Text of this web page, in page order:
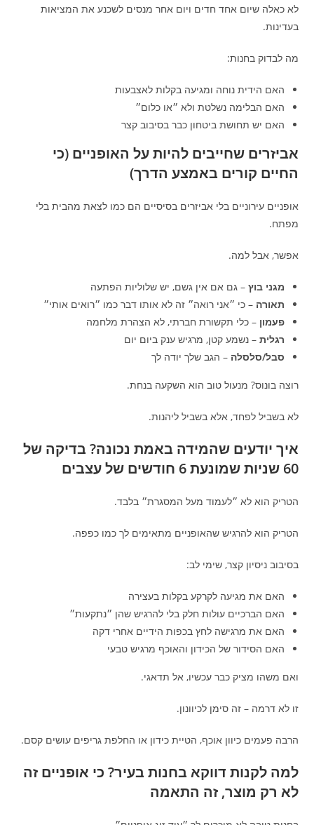
לא כאלה שיום אחד חדים ויום אחר מנסים לשכנע את המציאות
בעדינות.
מה לבדוק בחנות:
האם הידית נוחה ומגיעה בקלות לאצבעות
האם הבלימה נשלטת ולא ״או כלום״
האם יש תחושת ביטחון כבר בסיבוב קצר
אביזרים שחייבים להיות על האופניים (כי
החיים קורים באמצע הדרך)
אופניים עירוניים בלי אביזרים בסיסיים הם כמו לצאת מהבית בלי
מפתח.
אפשר, אבל למה.
מגני בוץ – גם אם אין גשם, יש שלוליות הפתעה
תאורה – כי ״אני רואה״ זה לא אותו דבר כמו ״רואים אותי״
פעמון – כלי תקשורת חברתי, לא הצהרת מלחמה
רגלית – נשמע קטן, מרגיש ענק ביום יום
סבל/סלסלה – הגב שלך יודה לך
רוצה בונוס? מנעול טוב הוא השקעה בנחת.
לא בשביל לפחד, אלא בשביל ליהנות.
איך יודעים שהמידה באמת נכונה? בדיקה של
60 שניות שמונעת 6 חודשים של עצבים
הטריק הוא לא ״לעמוד מעל המסגרת״ בלבד.
הטריק הוא להרגיש שהאופניים מתאימים לך כמו כפפה.
בסיבוב ניסיון קצר, שימי לב:
האם את מגיעה לקרקע בקלות בעצירה
האם הברכיים עולות חלק בלי להרגיש שהן ״נתקעות״
האם את מרגישה לחץ בכפות הידיים אחרי דקה
האם הסידור של הכידון והאוכף מרגיש טבעי
ואם משהו מציק כבר עכשיו, אל תדאגי.
זו לא דרמה – זה סימן לכיוונון.
הרבה פעמים כיוון אוכף, הטיית כידון או החלפת גריפים עושים קסם.
למה לקנות דווקא בחנות בעיר? כי אופניים זה
לא רק מוצר, זה התאמה